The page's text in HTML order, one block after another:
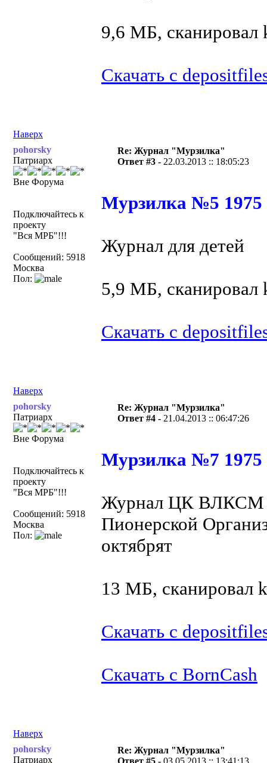
9,6 МБ, сканировал
Скачать с
Наверх
pohorsky
Патриарх
Вне Форума
Подключайтесь к
проекту
"Вся МРБ"!!!
Сообщений: 5918
Москва
Пол:
Re: Журнал "Мурзилка"
Ответ #3 - 22.03.2013 :: 18:05:23
Мурзилка №5 1975
Журнал для детей
5,9 МБ, сканировал
Скачать с
Наверх
pohorsky
Патриарх
Вне Форума
Подключайтесь к
проекту
"Вся МРБ"!!!
Сообщений: 5918
Москва
Пол:
Re: Журнал "Мурзилка"
Ответ #4 - 21.04.2013 :: 06:47:26
Мурзилка №7 1975
Журнал ЦК ВЛКСМ и
Пионерской
октябрят
13 МБ, сканировал
Скачать с
Скачать с BornCash
Наверх
pohorsky
Патриарх
Re: Журнал "Мурзилка"
Ответ #5 -03.05.2013 :: 13:41:13